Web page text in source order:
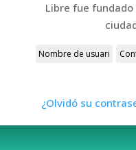
Libre fue fundado
¿Olvidó su